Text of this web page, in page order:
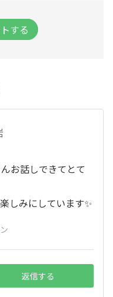
する
お話しできてとて
しみにしています✨
返信する